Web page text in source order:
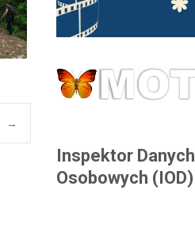
→
Inspektor Danych
Osobowych (IOD)